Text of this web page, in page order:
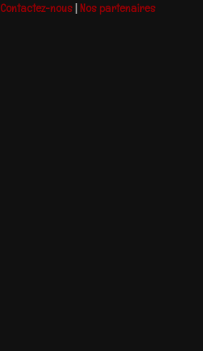
Contactez-nous| Nos partenaires